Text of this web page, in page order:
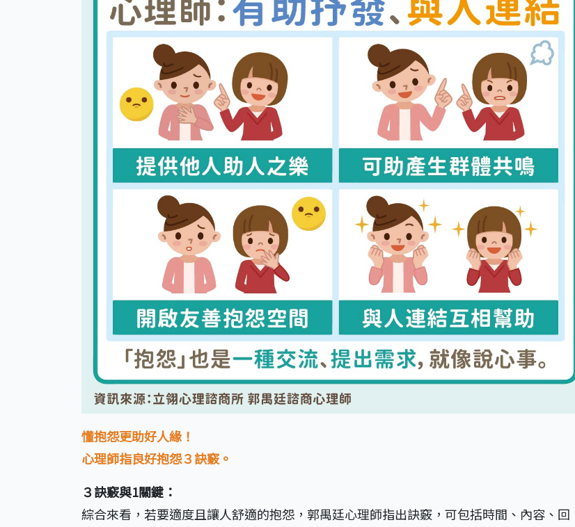
懂抱怨更助好人緣！
心理師指良好抱怨３訣竅。
３訣竅與1關鍵：
綜合來看，若要適度且讓人舒適的抱怨，郭禺廷心理師指出訣竅，可包括時間、內容、回